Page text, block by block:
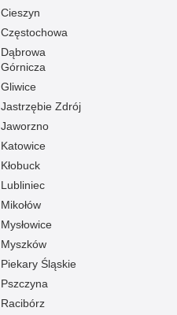
Cieszyn
Częstochowa
Dąbrowa
Górnicza
Gliwice
Jastrzębie Zdrój
Jaworzno
Katowice
Kłobuck
Lubliniec
Mikołów
Mysłowice
Myszków
Piekary Śląskie
Pszczyna
Racibórz